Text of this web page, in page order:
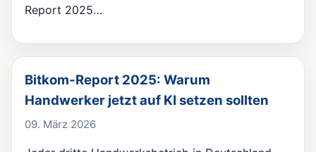
Report 2025…
Bitkom-Report 2025: Warum
Handwerker jetzt auf KI setzen sollten
09. März 2026